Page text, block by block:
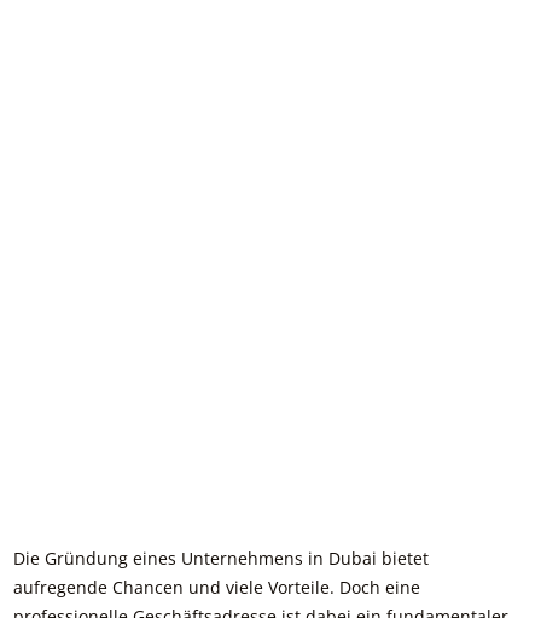
Die Gründung eines Unternehmens in Dubai bietet
aufregende Chancen und viele Vorteile. Doch eine